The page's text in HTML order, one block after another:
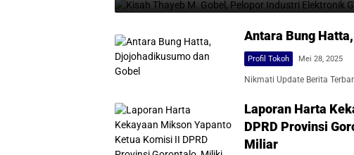
Antara Bung
Profil Tokoh Mei 28, 2025
Nikmati Update Berita
Laporan Harta
DPRD Provinsi
Miliar